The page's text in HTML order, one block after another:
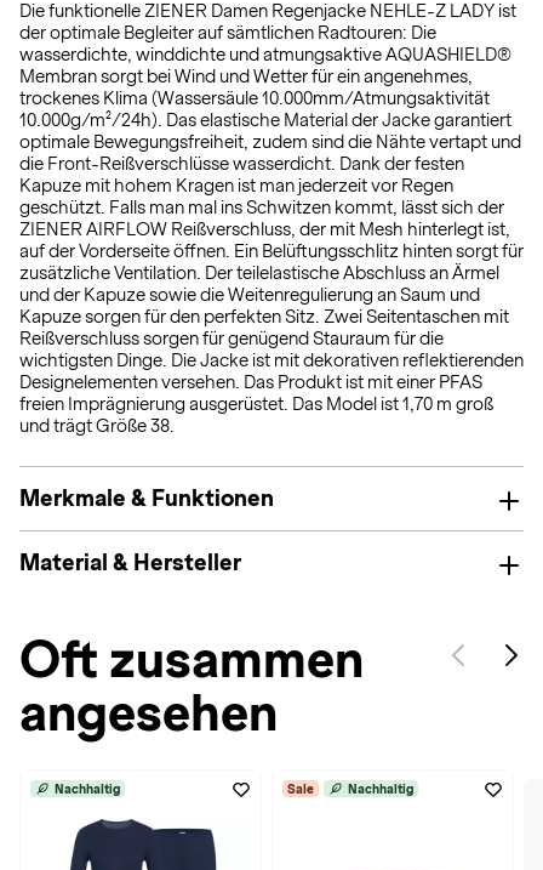
Die funktionelle ZIENER Damen Regenjacke NEHLE-Z LADY ist
der optimale Begleiter auf sämtlichen Radtouren: Die
wasserdichte, winddichte und atmungsaktive AQUASHIELD®
Membran sorgt bei Wind und Wetter für ein angenehmes,
trockenes Klima (Wassersäule 10.000mm/Atmungsaktivität
10.000g/m²/24h). Das elastische Material der Jacke garantiert
optimale Bewegungsfreiheit, zudem sind die Nähte vertapt und
die Front-Reißverschlüsse wasserdicht. Dank der festen
Kapuze mit hohem Kragen ist man jederzeit vor Regen
geschützt. Falls man mal ins Schwitzen kommt, lässt sich der
ZIENER AIRFLOW Reißverschluss, der mit Mesh hinterlegt ist,
auf der Vorderseite öffnen. Ein Belüftungsschlitz hinten sorgt für
zusätzliche Ventilation. Der teilelastische Abschluss an Ärmel
und der Kapuze sowie die Weitenregulierung an Saum und
Kapuze sorgen für den perfekten Sitz. Zwei Seitentaschen mit
Reißverschluss sorgen für genügend Stauraum für die
wichtigsten Dinge. Die Jacke ist mit dekorativen reflektierenden
Designelementen versehen. Das Produkt ist mit einer PFAS
freien Imprägnierung ausgerüstet. Das Model ist 1,70 m groß
und trägt Größe 38.
Merkmale & Funktionen
Material & Hersteller
Oft zusammen
angesehen
Nachhaltig Sale Nachhaltig